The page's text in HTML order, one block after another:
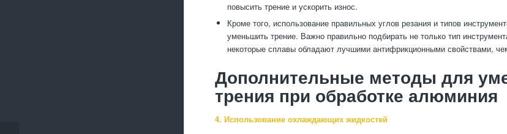
повысить трение и ускорить износ.
Кроме того, использование правильных углов резания и типов
уменьшить трение. Важно правильно подбирать не только тип
некоторые сплавы обладают лучшими антифрикционными свойствами,
Дополнительные методы для
трения при обработке алюминия
4. Использование охлаждающих жидкостей